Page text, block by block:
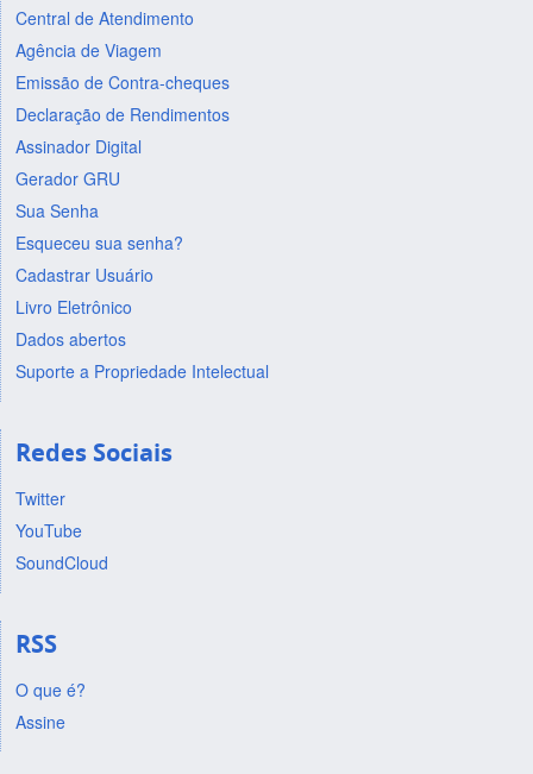
Central de Atendimento
Agência de Viagem
Emissão de Contra-cheques
Declaração de Rendimentos
Assinador Digital
Gerador GRU
Sua Senha
Esqueceu sua senha?
Cadastrar Usuário
Livro Eletrônico
Dados abertos
Suporte a Propriedade Intelectual
Redes Sociais
Twitter
YouTube
SoundCloud
RSS
O que é?
Assine